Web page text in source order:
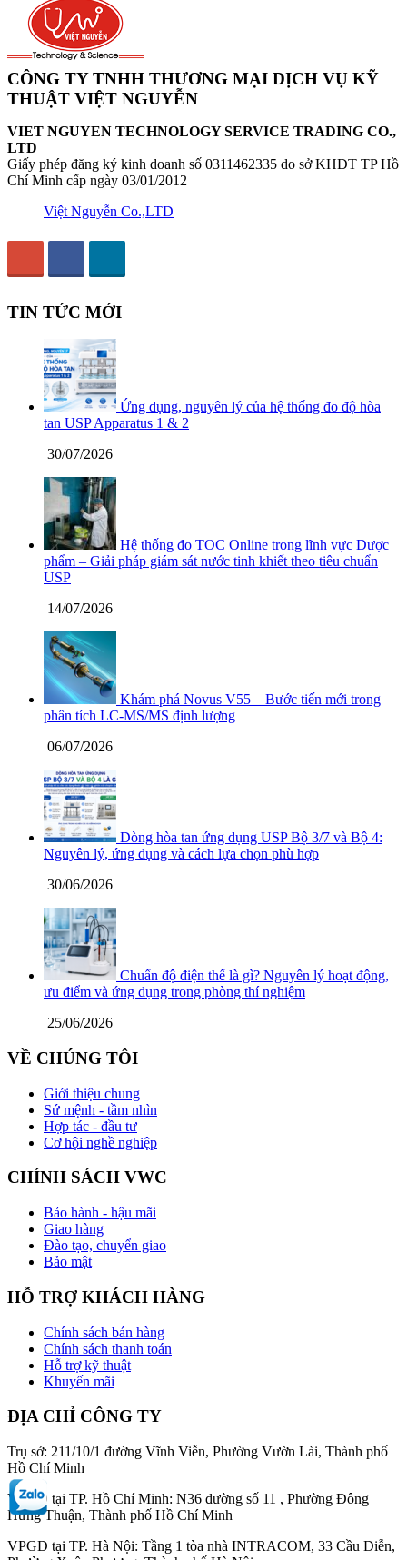
CÔNG TY TNHH THƯƠNG MẠI DỊCH VỤ KỸ
THUẬT VIỆT NGUYỄN
VIET NGUYEN TECHNOLOGY SERVICE TRADING CO.,
LTD
Giấy phép đăng ký kinh doanh số 0311462335 do sở KHĐT TP Hồ
Chí Minh cấp ngày 03/01/2012
Việt Nguyễn Co.,LTD
TIN TỨC MỚI
Ứng dụng, nguyên lý của hệ thống đo độ hòa
tan USP Apparatus 1 & 2
30/07/2026
Hệ thống đo TOC Online trong lĩnh vực Dược
phẩm – Giải pháp giám sát nước tinh khiết theo tiêu chuẩn
USP
14/07/2026
Khám phá Novus V55 – Bước tiến mới trong
phân tích LC-MS/MS định lượng
06/07/2026
Dòng hòa tan ứng dụng USP Bộ 3/7 và Bộ 4:
Nguyên lý, ứng dụng và cách lựa chọn phù hợp
30/06/2026
Chuẩn độ điện thế là gì? Nguyên lý hoạt động,
ưu điểm và ứng dụng trong phòng thí nghiệm
25/06/2026
VỀ CHÚNG TÔI
Giới thiệu chung
Sứ mệnh - tầm nhìn
Hợp tác - đầu tư
Cơ hội nghề nghiệp
CHÍNH SÁCH VWC
Bảo hành - hậu mãi
Giao hàng
Đào tạo, chuyển giao
Bảo mật
HỖ TRỢ KHÁCH HÀNG
Chính sách bán hàng
Chính sách thanh toán
Hỗ trợ kỹ thuật
Khuyến mãi
ĐỊA CHỈ CÔNG TY
Trụ sở: 211/10/1 đường Vĩnh Viễn, Phường Vườn Lài, Thành phố
Hồ Chí Minh
VPGD tại TP. Hồ Chí Minh: N36 đường số 11 , Phường Đông
Hưng Thuận, Thành phố Hồ Chí Minh
VPGD tại TP. Hà Nội: Tầng 1 tòa nhà INTRACOM, 33 Cầu Diễn,